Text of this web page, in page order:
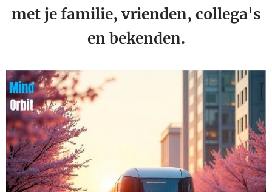
met je familie, vrienden, collega's
en bekenden.